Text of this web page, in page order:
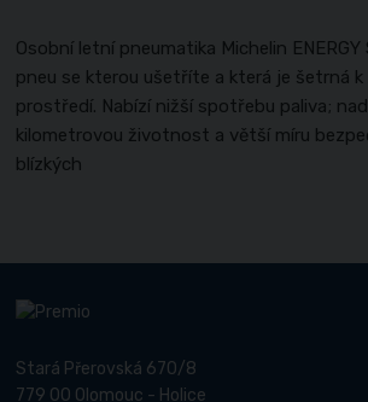
Osobní letní pneumatika Michelin
pneu se kterou ušetříte a která je šetrná
prostředí. Nabízí nižší spotřebu paliva;
kilometrovou životnost a větší míru
blízkých
Stará Přerovská 670/8
779 00 Olomouc - Holice